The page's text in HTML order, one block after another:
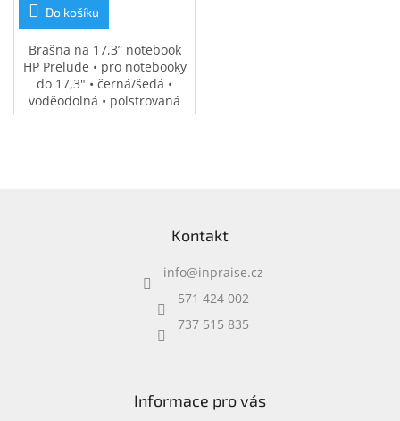
Do košíku
Brašna na 17,3” notebook
HP Prelude • pro notebooky
do 17,3" • černá/šedá •
voděodolná • polstrovaná
přihrádka na notebook •
Kontakt
info@inpraise.cz
571 424 002
737 515 835
Informace pro vás